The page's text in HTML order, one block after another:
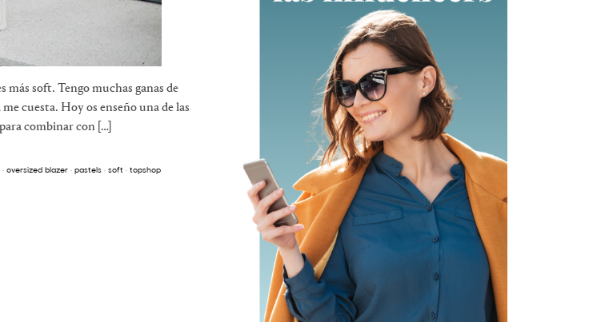
más soft. Tengo muchas ganas de
cuesta. Hoy os enseño una de las
combinar con […]
· oversized blazer · pastels · soft · topshop